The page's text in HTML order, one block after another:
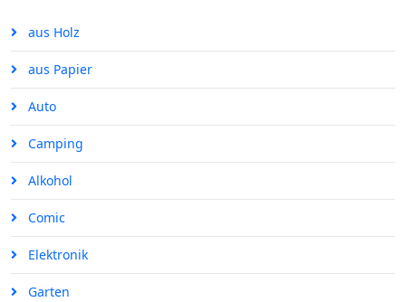
aus Holz
aus Papier
Auto
Camping
Alkohol
Comic
Elektronik
Garten